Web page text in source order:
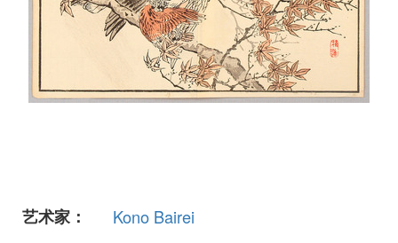
艺术家：
Kono Bairei